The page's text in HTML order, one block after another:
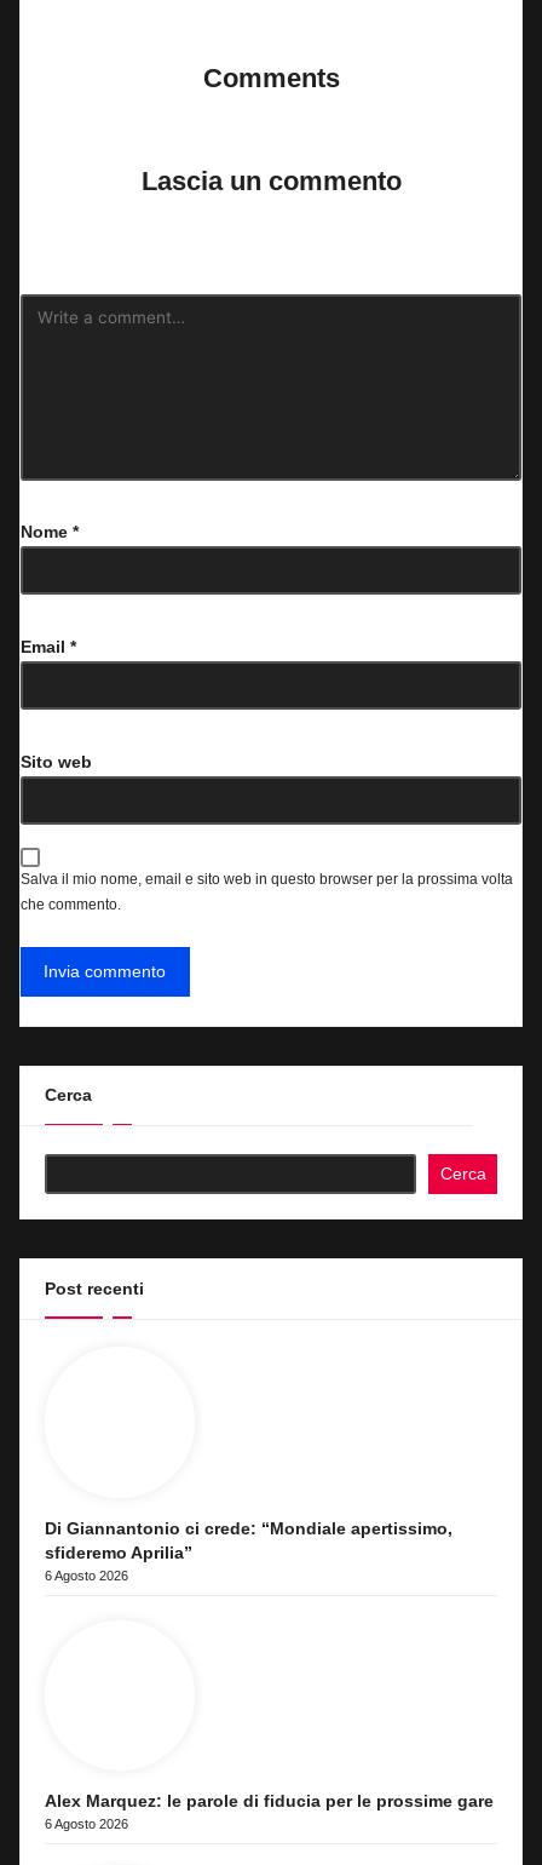
Comments
Lascia un commento
Nome *
Email *
Sito web
Salva il mio nome, email e sito web in questo browser per la prossima volta
che commento.
Cerca
Cerca
Post recenti
Di Giannantonio ci crede: “Mondiale apertissimo,
sfideremo Aprilia”
6 Agosto 2026
Alex Marquez: le parole di fiducia per le prossime gare
6 Agosto 2026